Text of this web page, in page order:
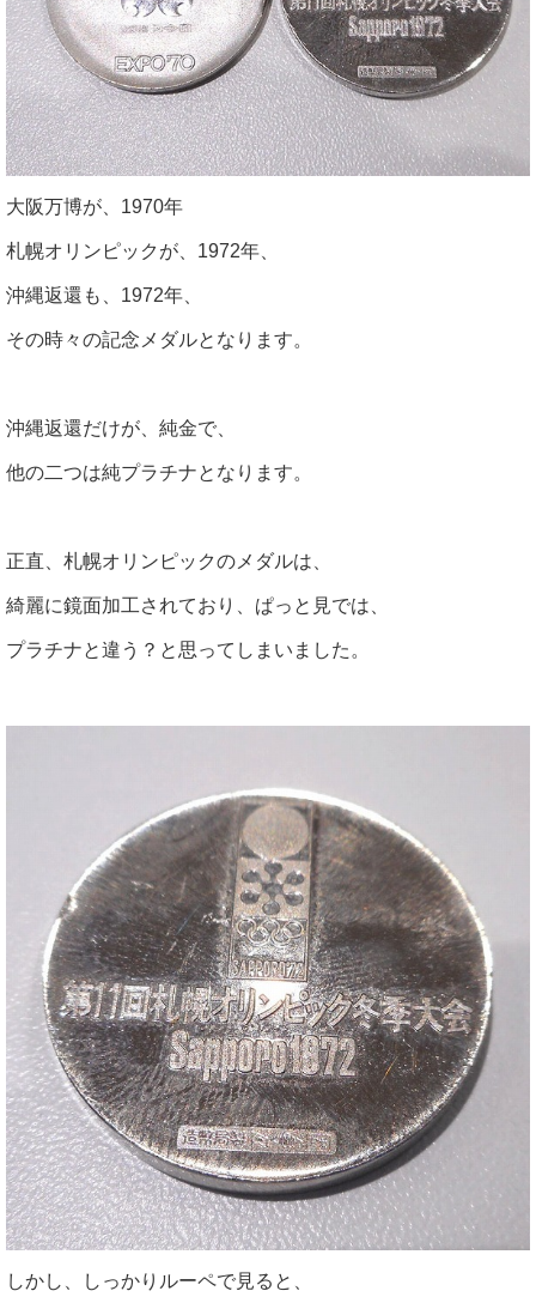
大阪万博が、1970年
札幌オリンピックが、1972年、
沖縄返還も、1972年、
その時々の記念メダルとなります。
沖縄返還だけが、純金で、
他の二つは純プラチナとなります。
正直、札幌オリンピックのメダルは、
綺麗に鏡面加工されており、ぱっと見では、
プラチナと違う？と思ってしまいました。
しかし、しっかりルーペで見ると、